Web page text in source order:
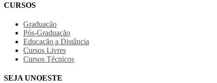
CURSOS
Graduação
Pós-Graduação
Educação a Distância
Cursos Livres
Cursos Técnicos
SEJA UNOESTE